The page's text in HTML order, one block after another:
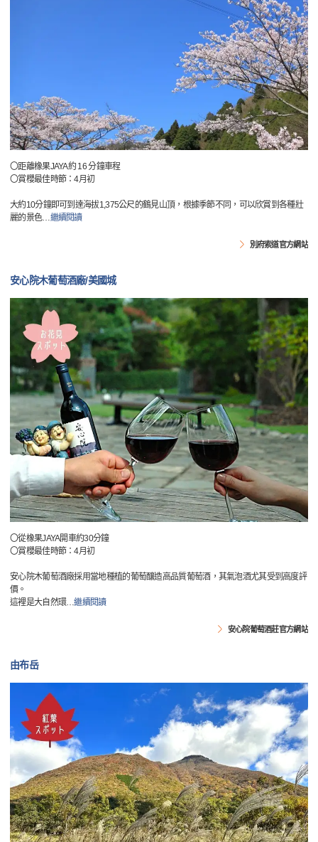
〇距離橡果JAYA約 16 分鐘車程
〇賞櫻最佳時節：4月初
大約10分鐘即可到達海拔1,375公尺的鶴見山頂，根據季節不同，可以欣賞到各種壯
麗的景色…繼續閱讀
別府索道官方網站
安心院木葡萄酒廠/美國城
〇從橡果JAYA開車約30分鐘
〇賞櫻最佳時節：4月初
安心院木葡萄酒廠採用當地種植的葡萄釀造高品質葡萄酒，其氣泡酒尤其受到高度評
價。
這裡是大自然環…繼續閱讀
安心院葡萄酒莊官方網站
由布岳